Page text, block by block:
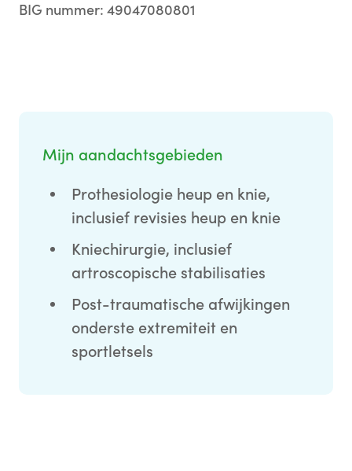
BIG nummer: 49047080801
Mijn aandachtsgebieden
Prothesiologie heup en knie,
inclusief revisies heup en knie
Kniechirurgie, inclusief
artroscopische stabilisaties
Post-traumatische afwijkingen
onderste extremiteit en
sportletsels